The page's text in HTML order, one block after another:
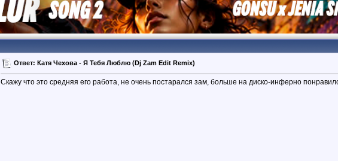
Ответ: Катя Чехова - Я Тебя Люблю (Dj Zam Edit Remix)
Скажу что это средняя его работа, не очень постарался зам, больше на диско-инферно